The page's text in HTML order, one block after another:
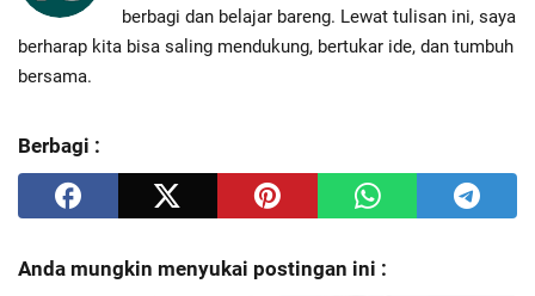
berbagi dan belajar bareng. Lewat tulisan ini, saya
berharap kita bisa saling mendukung, bertukar ide, dan tumbuh
bersama.
Berbagi :
Anda mungkin menyukai postingan ini :